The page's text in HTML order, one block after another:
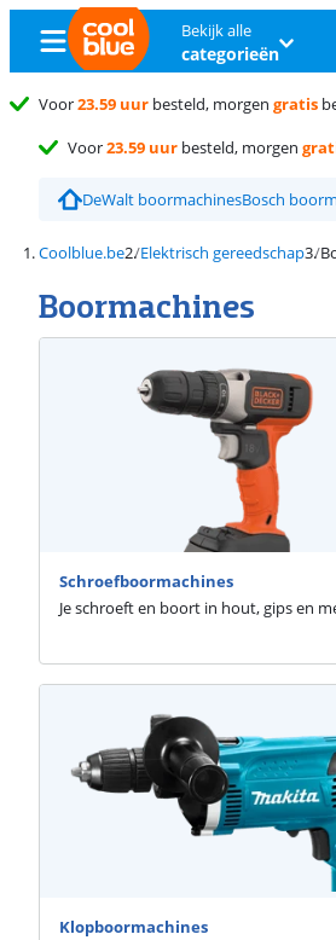
Bekijk alle
categorieën
Voor23.59 uur besteld, morgen gratis
Voor23.59 uur besteld, morgen
DeWalt boormachinesBosch
Coolblue.be Elektrisch gereedschap
Boormachines
Schroefboormachines
Je schroeft en boort in hout, gips en
Klopboormachines